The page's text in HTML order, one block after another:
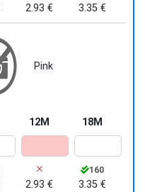
2.93 € 3.35 €
Pink
12M
2.93 €
18M
160
3.35 €